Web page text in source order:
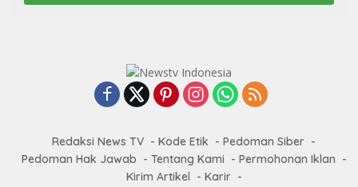
Redaksi News TV Kode Etik
Pedoman Siber
Pedoman Hak Jawab
Tentang Kami
Permohonan Iklan
Kirim Artikel
Karir